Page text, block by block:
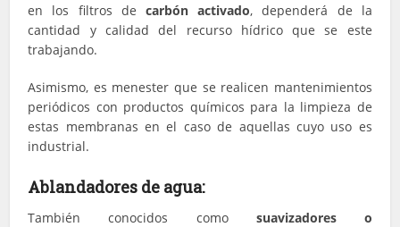
en los filtros de carbón activado, dependerá de la
cantidad y calidad del recurso hídrico que se este
trabajando.
Asimismo, es menester que se realicen mantenimientos
periódicos con productos químicos para la limpieza de
estas membranas en el caso de aquellas cuyo uso es
industrial.
Ablandadores de agua:
También conocidos como suavizadores o